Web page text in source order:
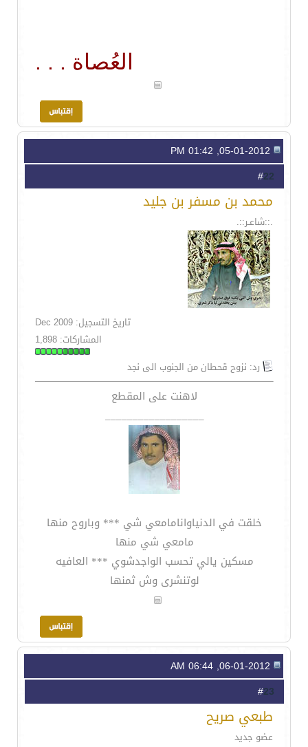
العُصاة . . .
22
محمد بن مسفر بن جليد
.::شاعـر::.
تاريخ التسجيل: Dec 2009
المشاركات: 1,898
رد: نزوح قحطان من الجنوب الى نجد
لاهنت على المقطع
__________________
خلقت في الدنياوانامامعي شي *** وباروح منها
مامعي شي منها
مسكين يالي تحسب الواجدشوي *** العافيه
لوتنشرى وش ثمنها
23
طبعي صريح
عضو جديد